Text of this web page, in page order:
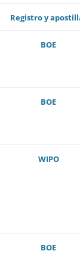
Registro y
BOE
BOE
WIPO
BOE